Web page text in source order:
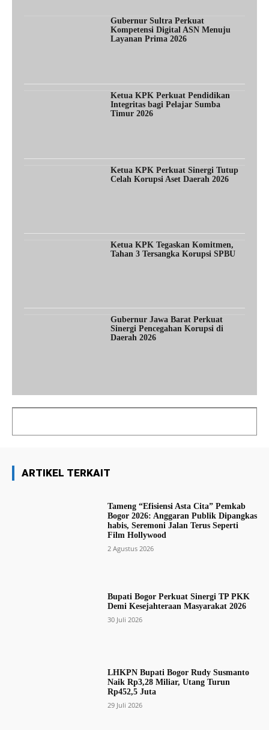
Gubernur Sultra Perkuat
Kompetensi Digital ASN Menuju
Layanan Prima 2026
Ketua KPK Perkuat Pendidikan
Integritas bagi Pelajar Sumba
Timur 2026
Ketua KPK Perkuat Sinergi Tutup
Celah Korupsi Aset Daerah 2026
Ketua KPK Tegaskan Komitmen,
Tahan 3 Tersangka Korupsi SPBU
Gubernur Jawa Barat Perkuat
Sinergi Pencegahan Korupsi di
Daerah 2026
ARTIKEL TERKAIT
Tameng “Efisiensi Asta Cita” Pemkab
Bogor 2026: Anggaran Publik Dipangkas
habis, Seremoni Jalan Terus Seperti
Film Hollywood
2 Agustus 2026
Bupati Bogor Perkuat Sinergi TP PKK
Demi Kesejahteraan Masyarakat 2026
30 Juli 2026
LHKPN Bupati Bogor Rudy Susmanto
Naik Rp3,28 Miliar, Utang Turun
Rp452,5 Juta
29 Juli 2026